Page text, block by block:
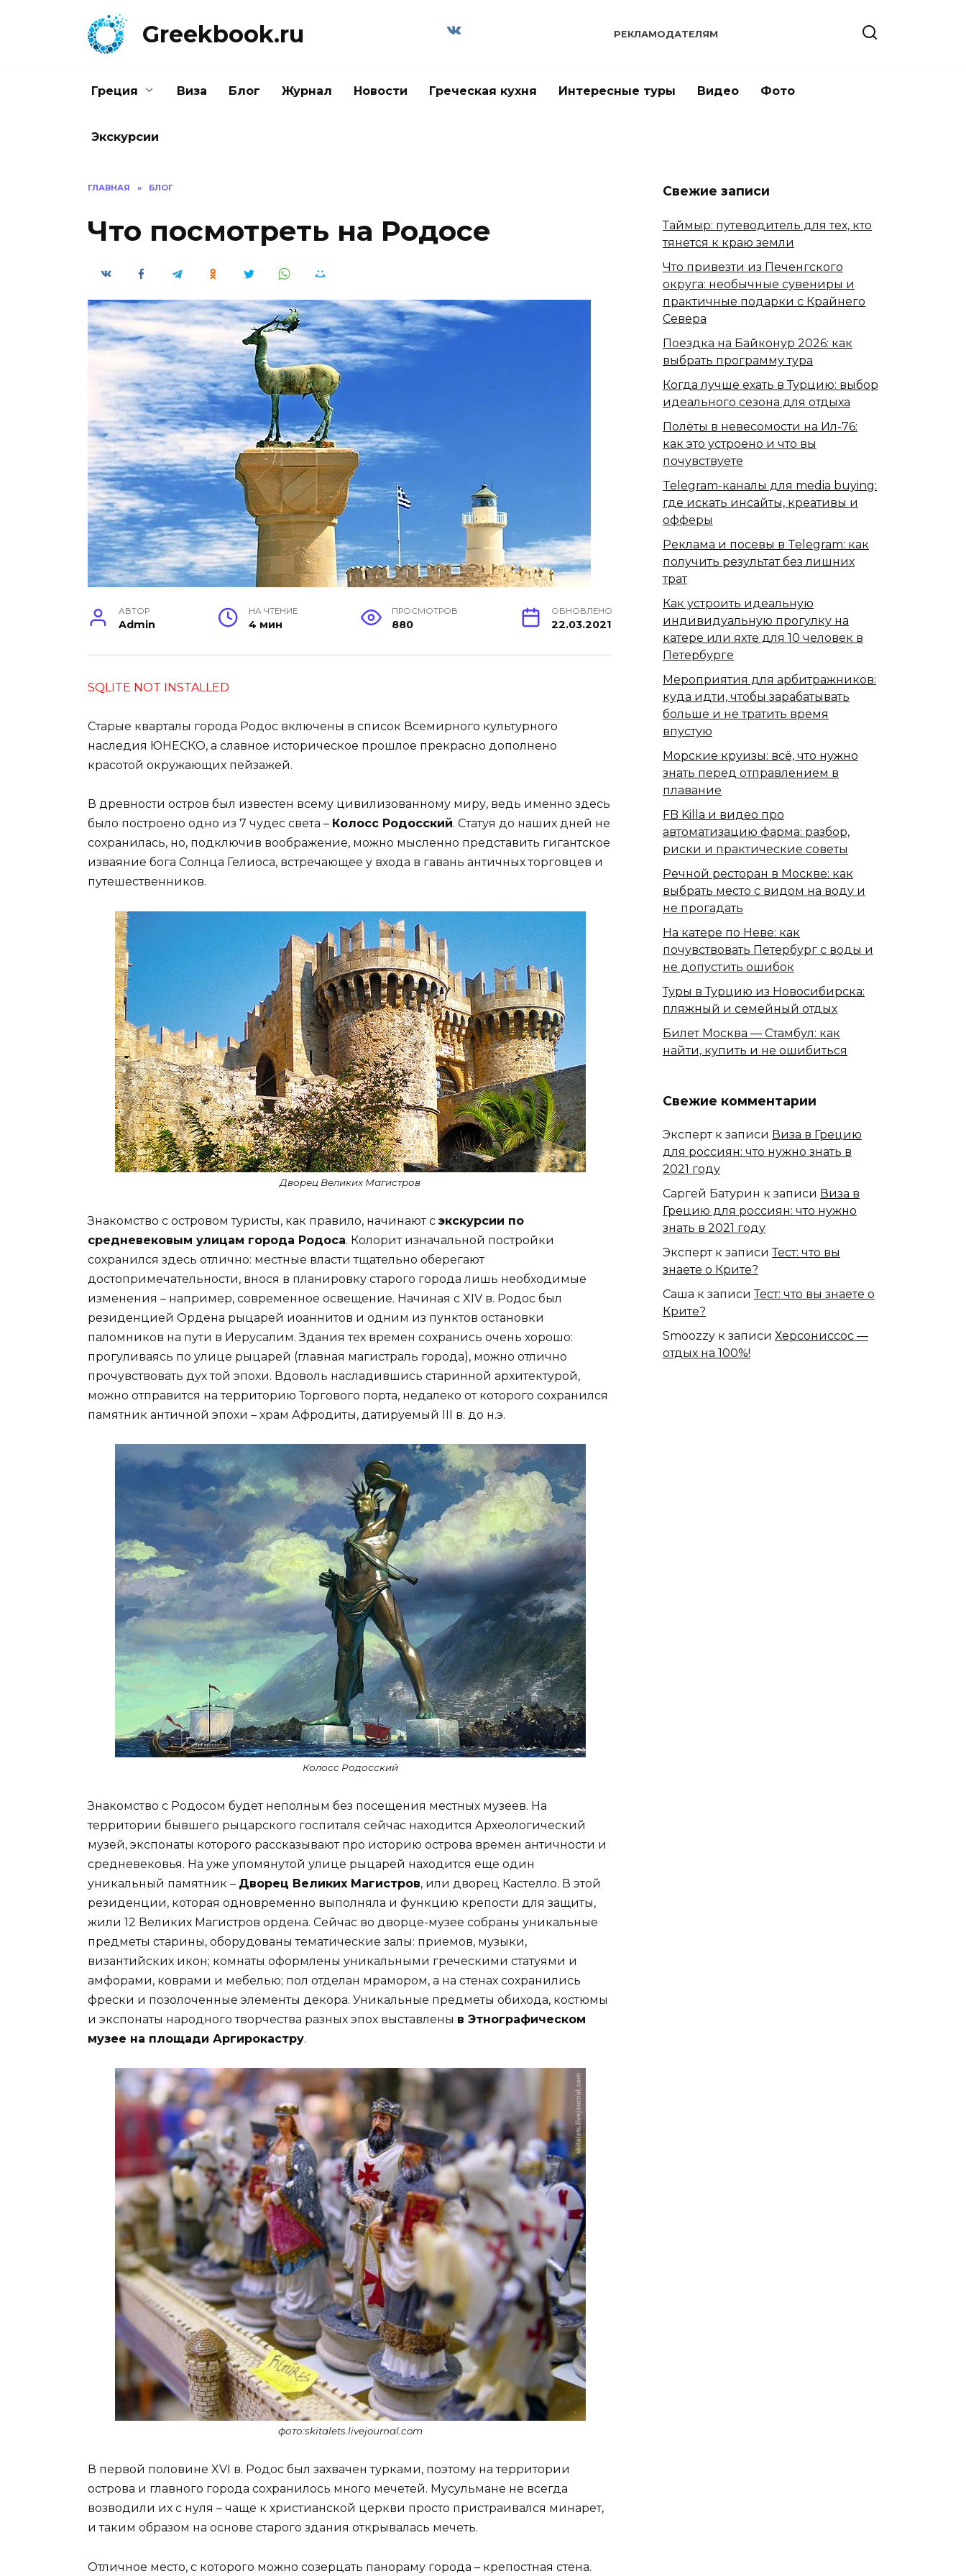
Greekbook.ru РЕКЛАМОДАТЕЛЯМ
Греция Виза Блог Журнал Новости Греческая кухня Интересные туры Видео Фото
Экскурсии
ГЛАВНАЯ » БЛОГ
Что посмотреть на Родосе
АВТОР
Admin
НА ЧТЕНИЕ
4 мин
ПРОСМОТРОВ
880
ОБНОВЛЕНО
22.03.2021
SQLITE NOT INSTALLED
Старые кварталы города Родос включены в список Всемирного культурного
наследия ЮНЕСКО, а славное историческое прошлое прекрасно дополнено
красотой окружающих пейзажей.
В древности остров был известен всему цивилизованному миру, ведь именно здесь
было построено одно из 7 чудес света – Колосс Родосский. Статуя до наших дней не
сохранилась, но, подключив воображение, можно мысленно представить гигантское
изваяние бога Солнца Гелиоса, встречающее у входа в гавань античных торговцев и
путешественников.
Дворец Великих Магистров
Знакомство с островом туристы, как правило, начинают с экскурсии по
средневековым улицам города Родоса. Колорит изначальной постройки
сохранился здесь отлично: местные власти тщательно оберегают
достопримечательности, внося в планировку старого города лишь необходимые
изменения – например, современное освещение. Начиная с XIV в. Родос был
резиденцией Ордена рыцарей иоаннитов и одним из пунктов остановки
паломников на пути в Иерусалим. Здания тех времен сохранись очень хорошо:
прогуливаясь по улице рыцарей (главная магистраль города), можно отлично
прочувствовать дух той эпохи. Вдоволь насладившись старинной архитектурой,
можно отправится на территорию Торгового порта, недалеко от которого сохранился
памятник античной эпохи – храм Афродиты, датируемый III в. до н.э.
Колосс Родосский
Знакомство с Родосом будет неполным без посещения местных музеев. На
территории бывшего рыцарского госпиталя сейчас находится Археологический
музей, экспонаты которого рассказывают про историю острова времен античности и
средневековья. На уже упомянутой улице рыцарей находится еще один
уникальный памятник – Дворец Великих Магистров, или дворец Кастелло. В этой
резиденции, которая одновременно выполняла и функцию крепости для защиты,
жили 12 Великих Магистров ордена. Сейчас во дворце-музее собраны уникальные
предметы старины, оборудованы тематические залы: приемов, музыки,
византийских икон; комнаты оформлены уникальными греческими статуями и
амфорами, коврами и мебелью; пол отделан мрамором, а на стенах сохранились
фрески и позолоченные элементы декора. Уникальные предметы обихода, костюмы
и экспонаты народного творчества разных эпох выставлены в Этнографическом
музее на площади Аргирокастру.
фото:skitalets.livejournal.com
В первой половине XVI в. Родос был захвачен турками, поэтому на территории
острова и главного города сохранилось много мечетей. Мусульмане не всегда
возводили их с нуля – чаще к христианской церкви просто пристраивался минарет,
и таким образом на основе старого здания открывалась мечеть.
Отличное место, с которого можно созерцать панораму города – крепостная стена.
Свежие записи
Таймыр: путеводитель для тех, кто
тянется к краю земли
Что привезти из Печенгского
округа: необычные сувениры и
практичные подарки с Крайнего
Севера
Поездка на Байконур 2026: как
выбрать программу тура
Когда лучше ехать в Турцию: выбор
идеального сезона для отдыха
Полёты в невесомости на Ил-76:
как это устроено и что вы
почувствуете
Telegram-каналы для media buying:
где искать инсайты, креативы и
офферы
Реклама и посевы в Telegram: как
получить результат без лишних
трат
Как устроить идеальную
индивидуальную прогулку на
катере или яхте для 10 человек в
Петербурге
Мероприятия для арбитражников:
куда идти, чтобы зарабатывать
больше и не тратить время
впустую
Морские круизы: всё, что нужно
знать перед отправлением в
плавание
FB Killa и видео про
автоматизацию фарма: разбор,
риски и практические советы
Речной ресторан в Москве: как
выбрать место с видом на воду и
не прогадать
На катере по Неве: как
почувствовать Петербург с воды и
не допустить ошибок
Туры в Турцию из Новосибирска:
пляжный и семейный отдых
Билет Москва — Стамбул: как
найти, купить и не ошибиться
Свежие комментарии
Экcпертк записи Виза в Грецию
для россиян: что нужно знать в
2021 году
Саргей Батурин к записи Виза в
Грецию для россиян: что нужно
знать в 2021 году
Экспертк записиТест: что вы
знаете о Крите?
Саша к записиТест: что вы знаете о
Крите?
Smoozzy к записи Херсониссос —
отдых на 100%!